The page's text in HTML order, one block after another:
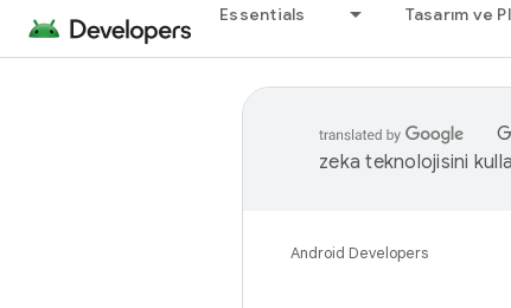
Essentials Tasarım ve
zeka teknolojisini
Android Developers